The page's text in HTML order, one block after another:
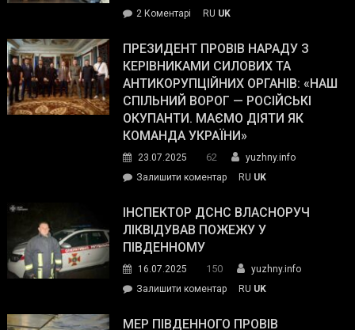
The
Street
Journal.
2 Коментарі
Південному
працівникам
ОПЗ
з
матеріального
резерву
гуманітарну
допомогу
RU UK
ПРЕЗИДЕНТ ПРОВІВ НАРАДУ З
КЕРІВНИКАМИ СИЛОВИХ ТА
АНТИКОРУПЦІЙНИХ ОРГАНІВ: «НАШ
СПІЛЬНИЙ ВОРОГ — РОСІЙСЬКІ
ОКУПАНТИ. МАЄМО ДІЯТИ ЯК
КОМАНДА УКРАЇНИ»
23.07.2025 62
yuzhny.info
Залишити коментарon
провів
нараду
силових
та
органів:
RU UK
ІНСПЕКТОР ДСНС ВЛАСНОРУЧ
ЛІКВІДУВАВ ПОЖЕЖУ У
ПІВДЕННОМУ
16.07.2025 150
yuzhny.info
Залишити коментарon
ДСНС
RU UK
МЕР ПІВДЕННОГО ПРОВІВ